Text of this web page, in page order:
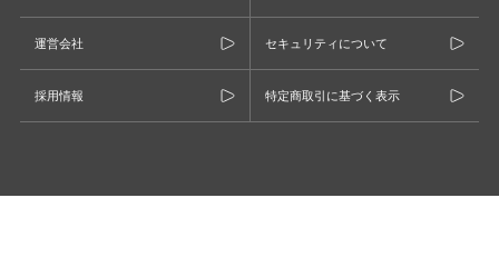
運営会社 セキュリティについて
採用情報 特定商取引に基づく表示